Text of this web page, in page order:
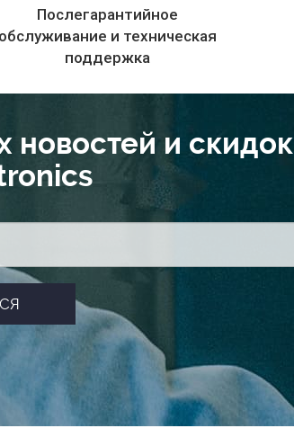
Послегарантийное
обслуживание и техническая
поддержка
новостей и скидок